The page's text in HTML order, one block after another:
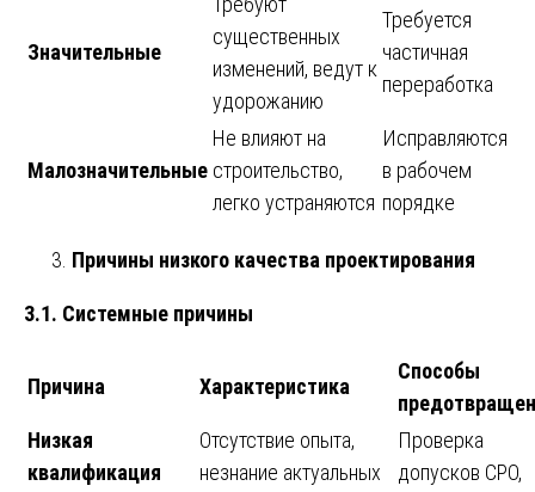
Значительные
существенных
изменений, ведут к
удорожанию
Требуется
частичная
переработка
Малозначительные
Не влияют на
строительство,
легко устраняются
Исправляются
в рабочем
порядке
Причины низкого качества проектирования
3.1. Системные причины
Причина Характеристика
Способы
Низкая
квалификация
Отсутствие опыта,
незнание актуальных
Проверка
допусков СРО,